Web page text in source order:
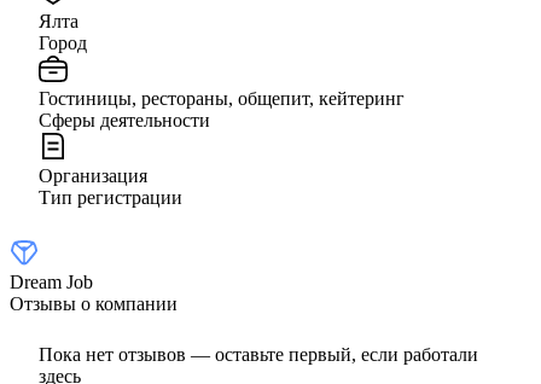
Ялта
Город
Гостиницы, рестораны, общепит, кейтеринг
Сферы деятельности
Организация
Тип регистрации
Dream Job
Отзывы о компании
Пока нет отзывов — оставьте первый, если работали
здесь